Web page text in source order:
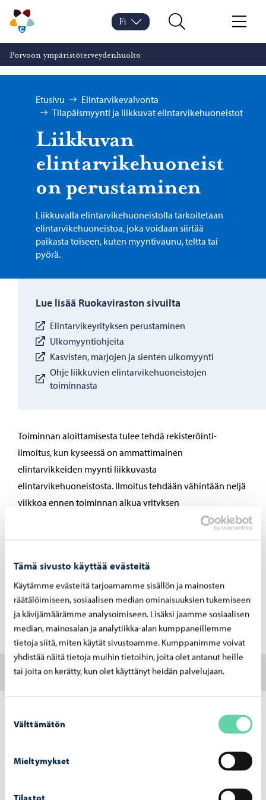
Tämä sivusto käyttää evästeitä
Käytämme evästeitä tarjoamamme sisällön ja mainosten
räätälöimiseen, sosiaalisen median ominaisuuksien tukemiseen
ja kävijämäärämme analysoimiseen. Lisäksi jaamme sosiaalisen
median, mainosalan ja analytiikka-alan kumppaneillemme
tietoja siitä, miten käytät sivustoamme. Kumppanimme voivat
yhdistää näitä tietoja muihin tietoihin, joita olet antanut heille
tai joita on kerätty, kun olet käyttänyt heidän palvelujaan.
valinta
Välttämätön
Mieltymykset
Tilastot
Porvoon ympäristöterveydenhuolto – Siirry kotisivulle
Valikko
Vaihda kieltä
Nykyinen kieli: Suomi
Fi
Hae
Porvoon ympäristöterveydenhuolto
Selaa:
Etusivu
Elintarvikevalvonta
Tilapäismyynti ja liikkuvat elintarvikehuoneistot
Liikkuvan
elintarvikehuoneist
on perustaminen
Liikkuvalla elintarvikehuoneistolla tarkoitetaan
elintarvikehuoneistoa, joka voidaan siirtää
paikasta toiseen, kuten myyntivaunu, teltta tai
pyörä.
Lue lisää Ruokaviraston sivuilta
Elintarvikeyrityksen perustaminen
Ulkomyyntiohjeita
Kasvisten, marjojen ja sienten ulkomyynti
Ohje liikkuvien elintarvikehuoneistojen
toiminnasta
Toiminnan aloittamisesta tulee tehdä rekisteröinti-
ilmoitus, kun kyseessä on ammattimainen
elintarvikkeiden myynti liikkuvasta
elintarvikehuoneistosta. Ilmoitus tehdään vähintään neljä
viikkoa ennen toiminnan alkua yrityksen
kotipaikkakunnan valvontaviranomaiselle. Toimija saa
elintarvikelainsäädännön vaatimukset.
Elintarvikevalvontaan kannattaa olla yhteydessä jo
suunnitteluvaiheessa.
Ilmoituksen teko
ojen valvonta